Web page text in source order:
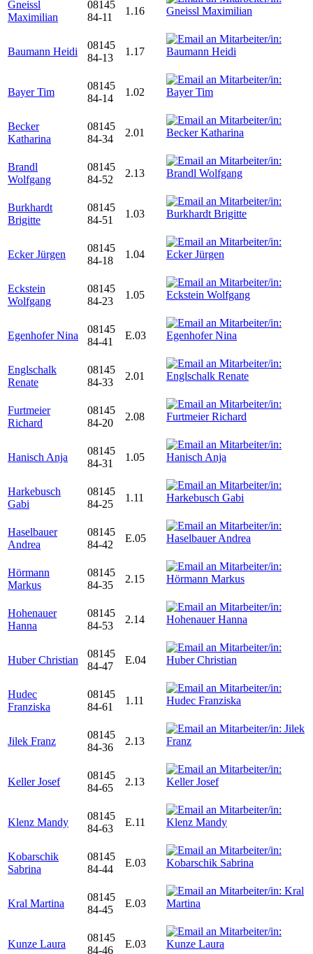
Gneissl
Maximilian
08145
84-11
1.16
Baumann Heidi
08145
84-13
1.17
Bayer Tim
08145
84-14
1.02
Becker
Katharina
08145
84-34
2.01
Brandl
Wolfgang
08145
84-52
2.13
Burkhardt
Brigitte
08145
84-51
1.03
Ecker Jürgen
08145
84-18
1.04
Eckstein
Wolfgang
08145
84-23
1.05
Egenhofer Nina
08145
84-41
E.03
Englschalk
Renate
08145
84-33
2.01
Furtmeier
Richard
08145
84-20
2.08
Hanisch Anja
08145
84-31
1.05
Harkebusch
Gabi
08145
84-25
1.11
Haselbauer
Andrea
08145
84-42
E.05
Hörmann
Markus
08145
84-35
2.15
Hohenauer
Hanna
08145
84-53
2.14
Huber Christian
08145
84-47
E.04
Hudec
Franziska
08145
84-61
1.11
Jilek Franz
08145
84-36
2.13
Keller Josef
08145
84-65
2.13
Klenz Mandy
08145
84-63
E.11
Kobarschik
Sabrina
08145
84-44
E.03
Kral Martina
08145
84-45
E.03
Kunze Laura
08145
84-46
E.03